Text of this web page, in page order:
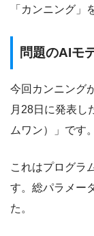
「カンニング」
問題のAIモ
今回カンニング
月28日に発表し
ムワン）」です。
これはプログラ
す。総パラメー
た。